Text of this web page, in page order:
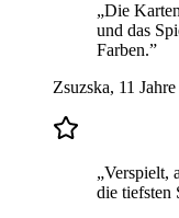
„Die
und das
Farben.”
Zsuzska, 11 Jahre
„Verspielt,
die tiefsten